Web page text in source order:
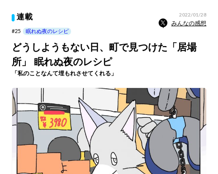
連載 2022/01/28
みんなの感想
#25 眠れぬ夜のレシピ
どうしようもない日、町で見つけた「居場
所」 眠れぬ夜のレシピ
「私のことなんて埋もれさせてくれる」